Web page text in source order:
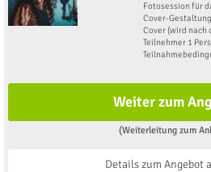
Fotosession für
Cover-
Cover (wird nach
Teilnehmer 1
Weiter zum
(Weiterleitung zum
Details zum Angebot